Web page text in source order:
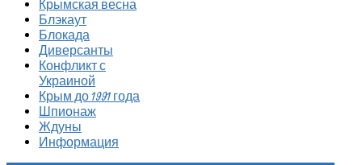
Крымская весна
Блэкаут
Блокада
Диверсанты
Конфликт с
Украиной
Крым до 1991 года
Шпионаж
Ждуны
Информация